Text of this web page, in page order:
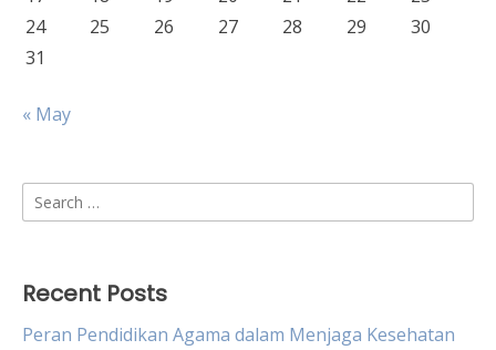
24
25 26 27 28 29
30
31
« May
Search
for:
Recent Posts
Peran Pendidikan Agama dalam Menjaga Kesehatan